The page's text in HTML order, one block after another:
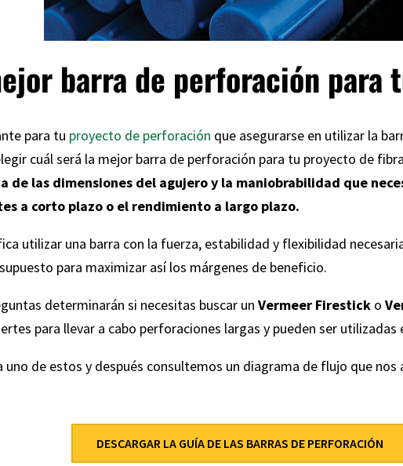
barra de perforación para
para tu proyecto de perforación que asegurarse en utilizar la
cuál será la mejor barra de perforación para tu proyecto de
de las dimensiones del agujero y la maniobrabilidad que
a corto plazo o el rendimiento a largo plazo.
utilizar una barra con la fuerza, estabilidad y flexibilidad
para maximizar así los márgenes de beneficio.
determinarán si necesitas buscar un Vermeer Firesticko
para llevar a cabo perforaciones largas y pueden ser utilizadas
uno de estos y después consultemos un diagrama de flujo que
DESCARGAR LA GUÍA DE LAS BARRAS DE PERFORACIÓN